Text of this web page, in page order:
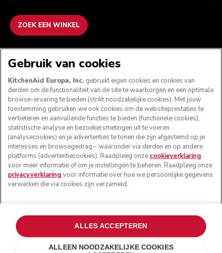
ZOEK EEN WINKEL
VOLG ONS
© KitchenAid 2026 - Alle rechten voorbehouden.
KitchenAid en het design van de keukenrobot zijn
handelsmerken in de Verenigde Staten en andere landen.
Gebruik van cookies
KitchenAid Europa, Inc. gebruikt eigen cookies en cookies van
derden om de functionaliteit van de site te waarborgen en een optimale
browse-ervaring te bieden (strikt noodzakelijke cookies). Met jouw
toestemming gebruiken we ook cookies om de websiteprestaties te
verbeteren en aanvullende functies te bieden (functionele cookies),
statistische analyse en bezoekersmetingen uit te voeren
(analysecookies) en je advertenties te tonen die zijn afgestemd op je
interesses en browsegedrag – waaronder via derden en op andere
platforms (advertentiecookies). Raadpleeg onze cookieverklaring
voor meer informatie of om je instellingen te beheren. Raadpleeg onze
privacyverklaring voor informatie over hoe we persoonlijke gegevens
verwerken die via cookies zijn verzameld.
ALLEEN NOODZAKELIJKE COOKIES
ALLES ACCEPTEREN